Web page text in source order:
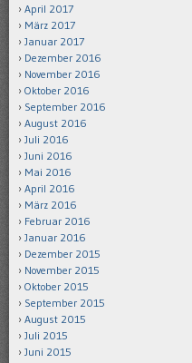
April 2017
März 2017
Januar 2017
Dezember 2016
November 2016
Oktober 2016
September 2016
August 2016
Juli 2016
Juni 2016
Mai 2016
April 2016
März 2016
Februar 2016
Januar 2016
Dezember 2015
November 2015
Oktober 2015
September 2015
August 2015
Juli 2015
Juni 2015